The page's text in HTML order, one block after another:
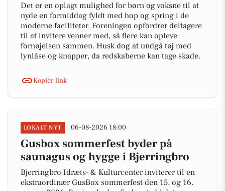
Det er en oplagt mulighed for børn og voksne til at
nyde en formiddag fyldt med hop og spring i de
moderne faciliteter. Foreningen opfordrer deltagere
til at invitere venner med, så flere kan opleve
fornøjelsen sammen. Husk dog at undgå tøj med
lynlåse og knapper, da redskaberne kan tage skade.
Kopiér link
LOKALT NYT 06-08-2026 18:00
Gusbox sommerfest byder på
saunagus og hygge i Bjerringbro
Bjerringbro Idræts- & Kulturcenter inviterer til en
ekstraordinær GusBox sommerfest den 15. og 16.